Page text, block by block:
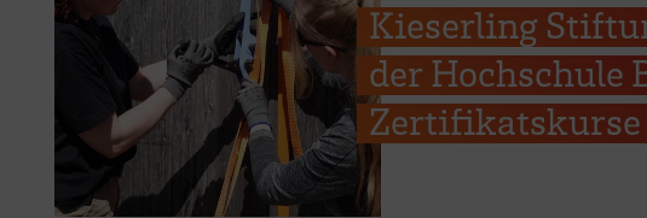
Kieserling
der Hochschule
Zertifikatskurse